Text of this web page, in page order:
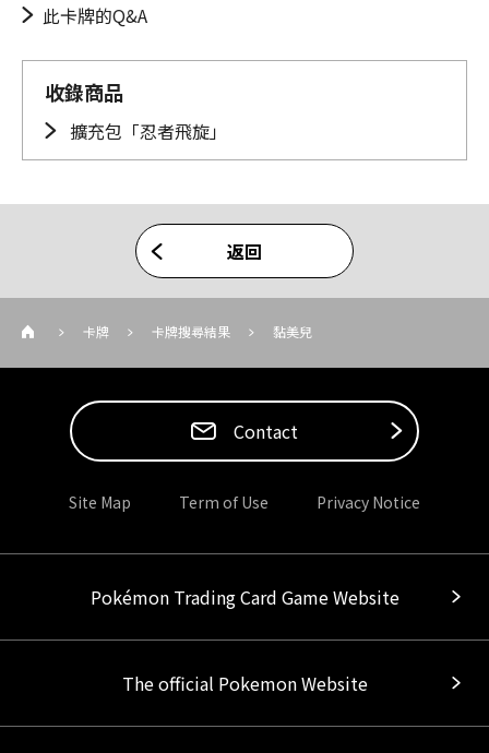
此卡牌的Q&A
收錄商品
擴充包「忍者飛旋」
返回
卡牌 卡牌搜尋結果 黏美兒
Contact
Site Map Term of Use Privacy Notice
Pokémon Trading Card Game Website
The official Pokemon Website